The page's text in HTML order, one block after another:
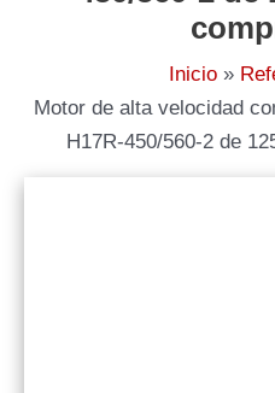
Inicio
Motor de alta velocidad
H17R-450/560-2 de